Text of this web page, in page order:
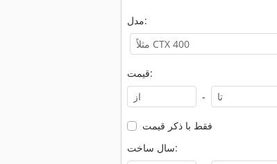
مدل:
قیمت:
-
فقط با ذکر قیمت
سال ساخت: